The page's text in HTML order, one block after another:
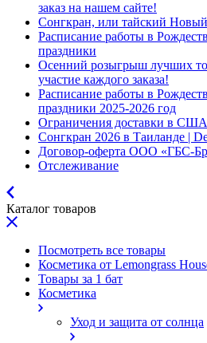
заказ на нашем сайте!
Сонгкран, или тайский
Расписание работы в
праздники
Осенний розыгрыш лучших
участие каждого заказа!
Расписание работы в
праздники 2025-2026 год
Ограничения доставки в США
Сонгкран 2026 в Таиланде |
Договор-оферта ООО «ГБС-
Отслеживание
Каталог товаров
Посмотреть все товары
Косметика от Lemongrass
Товары за 1 бат
Косметика
Уход и защита от солнца